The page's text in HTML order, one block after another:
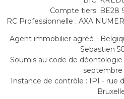
Compte tiers: BE28
RC Professionnelle : AXA
Agent immobilier agréé -
Sebastien
Soumis au code de
Instance de contrôle : IPI - rue